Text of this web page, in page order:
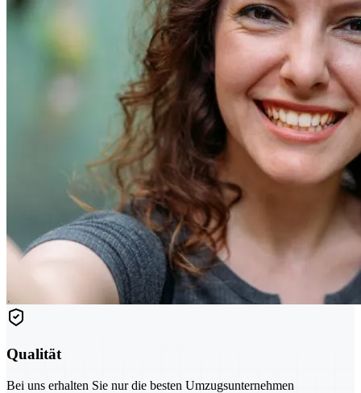
Qualität
Bei uns erhalten Sie nur die besten Umzugsunternehmen